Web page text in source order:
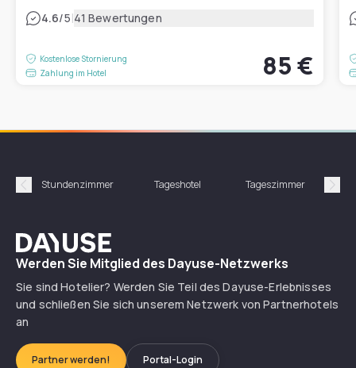
4.6/5|41 Bewertungen
Kostenlose Stornierung
Zahlung im Hotel
85 €
Précédent
Stundenzimmer Tageshotel Tageszimmer
Dayuse
Werden Sie Mitglied des Dayuse-Netzwerks
Sie sind Hotelier? Werden Sie Teil des Dayuse-Erlebnisses
und schließen Sie sich unserem Netzwerk von Partnerhotels
an
Partner werden! Portal-Login